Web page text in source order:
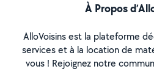
À Propos
AlloVoisins est la plateforme
services et à la location de
vous ! Rejoignez notre